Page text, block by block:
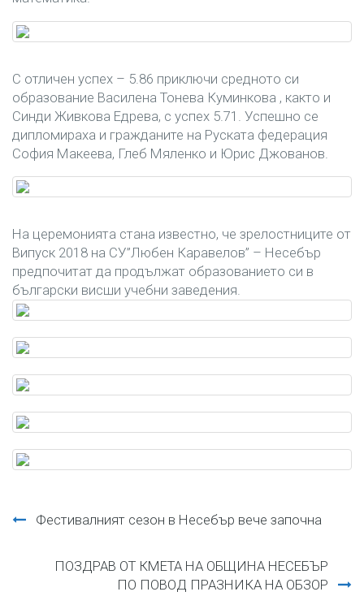
С отличен успех – 5.86 приключи средното си
образование Василена Тонева Куминкова , както и
Синди Живкова Едрева, с успех 5.71. Успешно се
дипломираха и гражданите на Руската федерация
София Макеева, Глеб Мяленко и Юрис Джованов.
На церемонията стана известно, че зрелостниците от
Випуск 2018 на СУ”Любен Каравелов” – Несебър
предпочитат да продължат образованието си в
български висши учебни заведения.
Фестивалният сезон в Несебър вече започна
ПОЗДРАВ ОТ КМЕТА НА ОБЩИНА НЕСЕБЪР
ПО ПОВОД ПРАЗНИКА НА ОБЗОР